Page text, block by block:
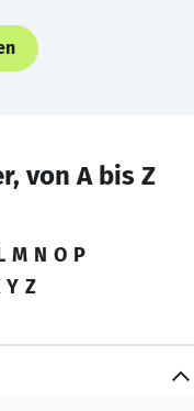
von A bis Z
M N O P
Y Z